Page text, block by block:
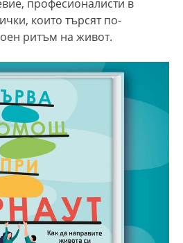
професионалисти в
които търсят по-
ритъм на живот.